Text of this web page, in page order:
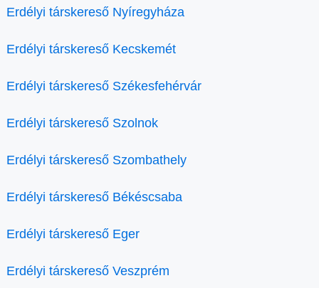
Erdélyi társkereső Nyíregyháza
Erdélyi társkereső Kecskemét
Erdélyi társkereső Székesfehérvár
Erdélyi társkereső Szolnok
Erdélyi társkereső Szombathely
Erdélyi társkereső Békéscsaba
Erdélyi társkereső Eger
Erdélyi társkereső Veszprém